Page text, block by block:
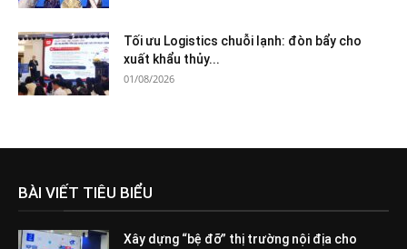
Tối ưu Logistics chuỗi lạnh: đòn bẩy cho
xuất khẩu thủy...
01/08/2026
BÀI VIẾT TIÊU BIỂU
Xây dựng “bệ đỡ” thị trường nội địa cho